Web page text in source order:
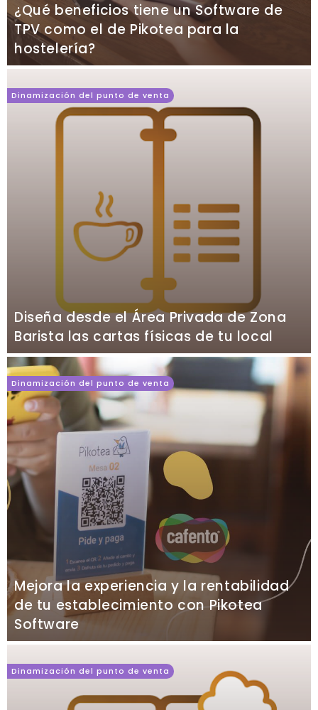
¿Qué beneficios tiene un Software de
TPV como el de Pikotea para la
hostelería?
Dinamización del punto de venta
Diseña desde el Área Privada de Zona
Barista las cartas físicas de tu local
Dinamización del punto de venta
Mejora la experiencia y la rentabilidad
de tu establecimiento con Pikotea
Software
Dinamización del punto de venta